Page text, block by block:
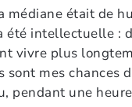
médiane était de
été intellectuelle :
vivre plus
mes chances
pendant une